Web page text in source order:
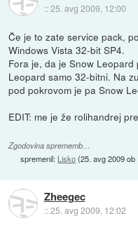
::25. avg 2009, 12:00
Če je to zate service pack,
Windows Vista 32-bit SP4.
Fora je, da je Snow
Leopard samo 32-bitni. Na
pod pokrovom je pa Snow
EDIT: me je že rolihandrej
Zgodovina sprememb…
spremenil: Lisko(25. avg 2009 ob
Zheegec
::25. avg 2009, 12:02